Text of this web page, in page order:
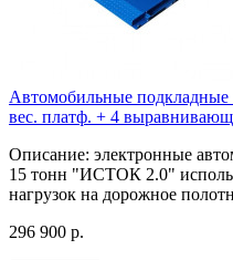
Автомобильные
вес. платф. + 4
Описание: электронные
15 тонн "ИСТОК 2.0"
нагрузок на дорожное
296 900 р.